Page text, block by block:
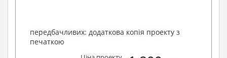
передбачливих: додаткова копія проекту з
печаткою